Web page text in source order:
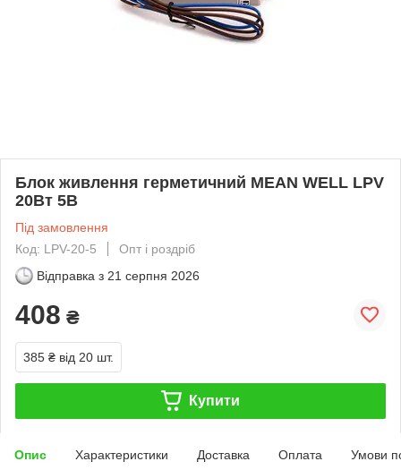
Блок живлення герметичний MEAN WELL LPV
20Вт 5В
Під замовлення
Код: LPV-20-5
Опт і роздріб
Відправка з 21 серпня 2026
408 ₴
385 ₴ від 20 шт.
Купити
Опис Характеристики Доставка Оплата Умови